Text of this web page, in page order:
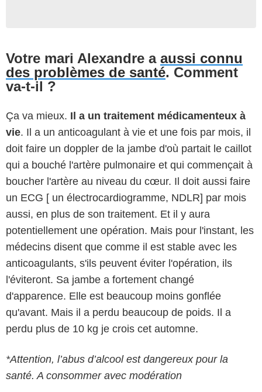
Votre mari Alexandre a aussi connu
des problèmes de santé. Comment
va-t-il ?
Ça va mieux. Il a un traitement médicamenteux à
vie. Il a un anticoagulant à vie et une fois par mois, il
doit faire un doppler de la jambe d'où partait le caillot
qui a bouché l'artère pulmonaire et qui commençait à
boucher l'artère au niveau du cœur. Il doit aussi faire
un ECG [ un électrocardiogramme, NDLR] par mois
aussi, en plus de son traitement. Et il y aura
potentiellement une opération. Mais pour l'instant, les
médecins disent que comme il est stable avec les
anticoagulants, s'ils peuvent éviter l'opération, ils
l'éviteront. Sa jambe a fortement changé
d'apparence. Elle est beaucoup moins gonflée
qu'avant. Mais il a perdu beaucoup de poids. Il a
perdu plus de 10 kg je crois cet automne.
*Attention, l’abus d’alcool est dangereux pour la
santé. A consommer avec modération